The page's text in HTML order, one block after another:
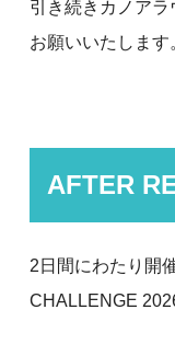
引き続きカノアラ
お願いいたします
AFTER
2日間にわたり開
CHALLENGE